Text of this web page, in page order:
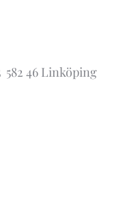
46 Linköping